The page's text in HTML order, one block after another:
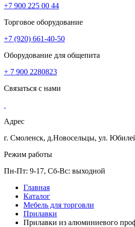
+7 900 225 00 44
Торговое оборудование
+7 (920) 661-40-50
Оборудование для общепита
+ 7 900 2280823
Связаться с нами
Адрес
г. Смоленск, д.Новосельцы, ул.
Режим работы
Пн-Пт: 9-17, Сб-Вс: выходной
Главная
Каталог
Мебель для торговли
Прилавки
Прилавки из алюминиевого